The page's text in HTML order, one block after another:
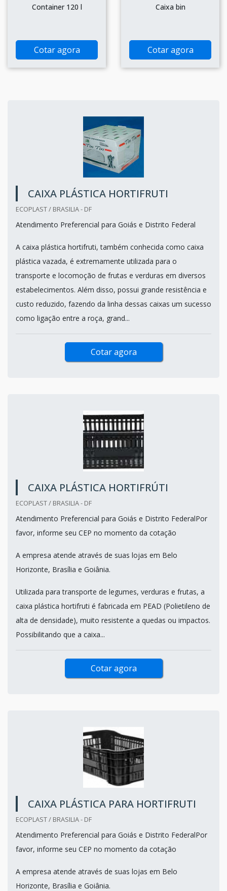
Container 120 l
Cotar agora
Caixa bin
Cotar agora
CAIXA PLÁSTICA HORTIFRUTI
ECOPLAST / BRASILIA - DF
Atendimento Preferencial para Goiás e Distrito Federal
A caixa plástica hortifruti, também conhecida como caixa
plástica vazada, é extremamente utilizada para o
transporte e locomoção de frutas e verduras em diversos
estabelecimentos. Além disso, possui grande resistência e
custo reduzido, fazendo da linha dessas caixas um sucesso
como ligação entre a roça, grand...
Cotar agora
CAIXA PLÁSTICA HORTIFRÚTI
ECOPLAST / BRASILIA - DF
Atendimento Preferencial para Goiás e Distrito FederalPor
favor, informe seu CEP no momento da cotação
A empresa atende através de suas lojas em Belo
Horizonte, Brasília e Goiânia.
Utilizada para transporte de legumes, verduras e frutas, a
caixa plástica hortifruti é fabricada em PEAD (Polietileno de
alta de densidade), muito resistente a quedas ou impactos.
Possibilitando que a caixa...
Cotar agora
CAIXA PLÁSTICA PARA HORTIFRUTI
ECOPLAST / BRASILIA - DF
Atendimento Preferencial para Goiás e Distrito FederalPor
favor, informe seu CEP no momento da cotação
A empresa atende através de suas lojas em Belo
Horizonte, Brasília e Goiânia.